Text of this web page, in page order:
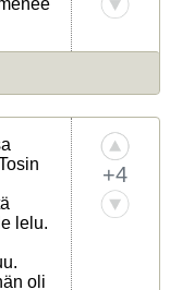
lelu.
oli
+4